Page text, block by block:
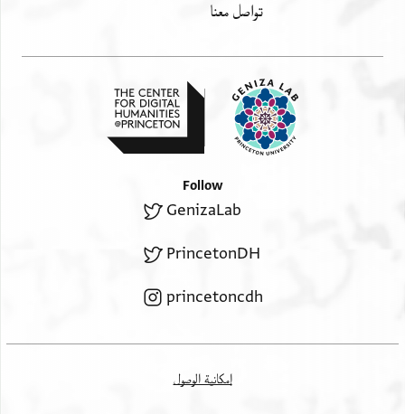
تواصل معنا
Follow
GenizaLab
PrincetonDH
princetoncdh
إمكانية الوصول